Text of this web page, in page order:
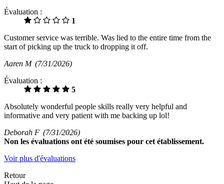
Évaluation :
1
Customer service was terrible. Was lied to the entire time from the
start of picking up the truck to dropping it off.
Aaren M (7/31/2026)
Évaluation :
5
Absolutely wonderful people skills really very helpful and
informative and very patient with me backing up lol!
Deborah F (7/31/2026)
Non les évaluations ont été soumises pour cet établissement.
Voir plus d'évaluations
Retour